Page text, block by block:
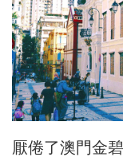
厭倦了澳門金